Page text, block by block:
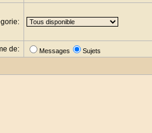
de: Messages Sujets